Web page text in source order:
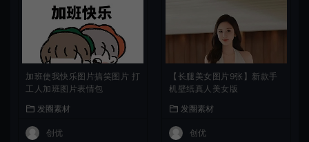
加班使我快乐图片搞笑图片 打
工人加班图片表情包
发圈素材
创优
【长腿美女图片9张】新款手
机壁纸真人美女版
发圈素材
创优